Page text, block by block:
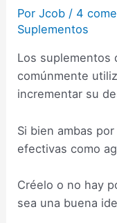
PorJcob / 4
Suplementos
Los suplementos
comúnmente
incrementar su
Si bien ambas
efectivas como
Créelo o no hay
sea una buena